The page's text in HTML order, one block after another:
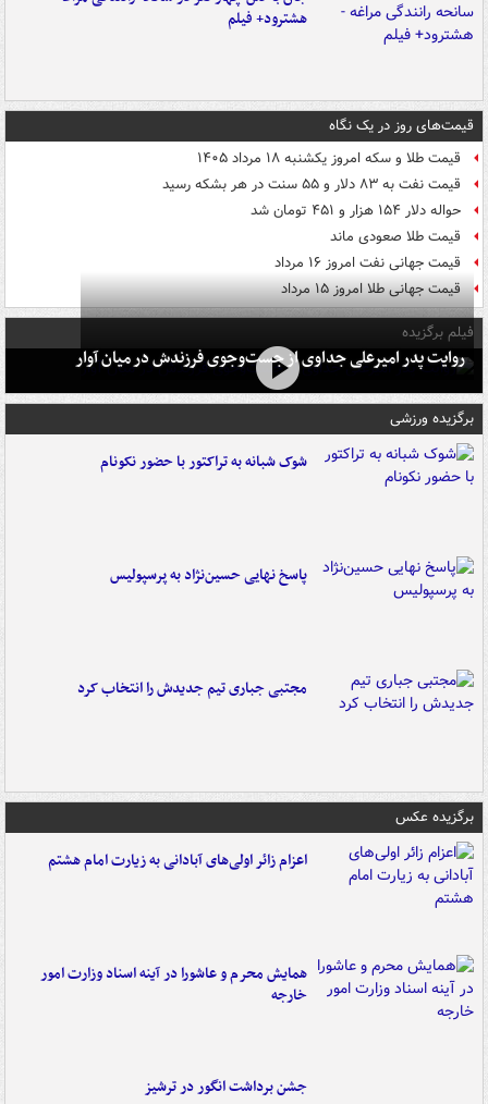
هشترود+ فیلم
قیمت‌های روز در یک نگاه
قیمت طلا و سکه امروز یکشنبه ۱۸ مرداد ۱۴۰۵
قیمت نفت به ۸۳ دلار و ۵۵ سنت در هر بشکه رسید
حواله دلار ۱۵۴ هزار و ۴۵۱ تومان شد
قیمت طلا صعودی ماند
قیمت جهانی نفت امروز ۱۶ مرداد
قیمت جهانی طلا امروز ۱۵ مرداد
فیلم برگزیده
روایت پدر امیرعلی جداوی از جست‌وجوی فرزندش در میان آوار
برگزیده ورزشی
شوک شبانه به تراکتور با حضور نکونام
پاسخ نهایی حسین‌نژاد به پرسپولیس
مجتبی جباری تیم جدیدش را انتخاب کرد
برگزیده عکس
اعزام زائر اولی‌های آبادانی به زیارت امام هشتم
همایش محرم و عاشورا در آینه اسناد وزارت امور
خارجه
جشن برداشت انگور در ترشیز